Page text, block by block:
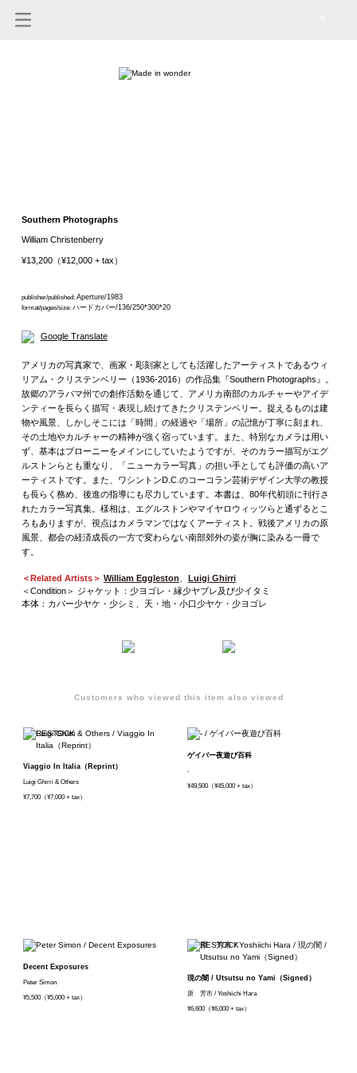
Southern Photographs
William Christenberry
¥13,200（¥12,000 + tax）
publisher/published: Aperture/1983
format/pages/size: ハードカバー/136/250*300*20
Google Translate
アメリカの写真家で、画家・彫刻家としても活躍したアーティストであるウィ
リアム・クリステンベリー（1936-2016）の作品集『Southern Photographs』。
故郷のアラバマ州での創作活動を通じて、アメリカ南部のカルチャーやアイデ
ンティーを長らく描写・表現し続けてきたクリステンベリー。捉えるものは建
物や風景、しかしそこには「時間」の経過や「場所」の記憶が丁寧に刻まれ、
その土地やカルチャーの精神が強く宿っています。また、特別なカメラは用い
ず、基本はブローニーをメインにしていたようですが、そのカラー描写がエグ
ルストンらとも重なり、「ニューカラー写真」の担い手としても評価の高いア
ーティストです。また、ワシントンD.C.のコーコラン芸術デザイン大学の教授
も長らく務め、後進の指導にも尽力しています。本書は、80年代初頭に刊行さ
れたカラー写真集。様相は、エグルストンやマイヤロウィッツらと通ずるとこ
ろもありますが、視点はカメラマンではなくアーティスト。戦後アメリカの原
風景、都会の経済成長の一方で変わらない南部郊外の姿が胸に染みる一冊で
す。
＜Related Artists＞ William Eggleston
Luigi Ghirri
＜Condition＞ ジャケット：少ヨゴレ・縁少ヤブレ及び少イタミ
本体：カバー少ヤケ・少シミ、天・地・小口少ヤケ・少ヨゴレ
Customers who viewed this item also viewed
Viaggio In Italia（Reprint）
Luigi Ghirri & Others
¥7,700（¥7,000 + tax）
ゲイバー夜遊び百科
-
¥49,500（¥45,000 + tax）
Decent Exposures
Peter Simon
¥5,500（¥5,000 + tax）
現の闇 / Utsutsu no Yami（Signed）
原 芳市 / Yoshiichi Hara
¥6,600（¥6,000 + tax）